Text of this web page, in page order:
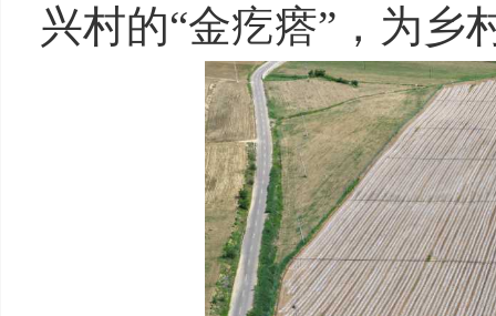
兴村的“金疙瘩”，为乡